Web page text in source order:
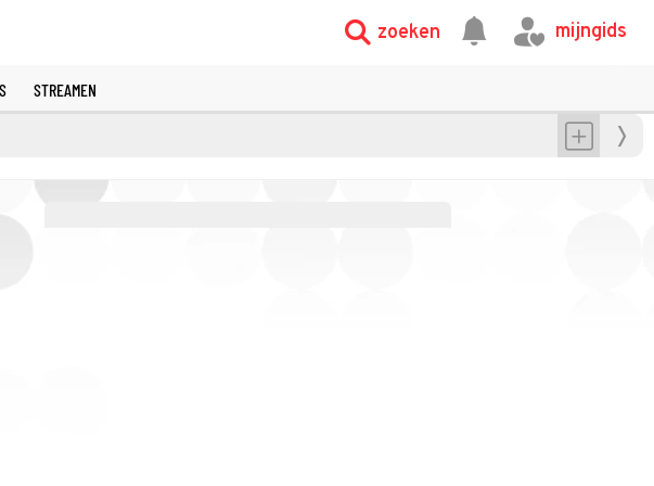
zoeken mijngids
STREAMEN